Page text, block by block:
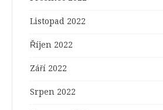
Listopad 2022
Říjen 2022
Září 2022
Srpen 2022